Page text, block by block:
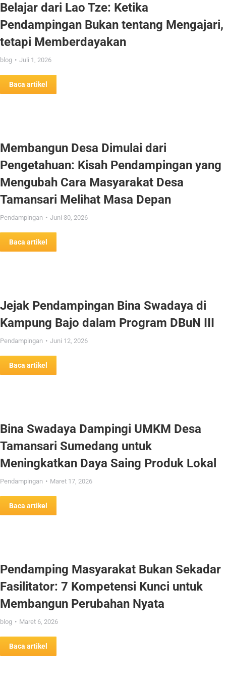
Belajar dari Lao Tze: Ketika
Pendampingan Bukan tentang Mengajari,
tetapi Memberdayakan
blog Juli 1, 2026
Baca artikel
Membangun Desa Dimulai dari
Pengetahuan: Kisah Pendampingan yang
Mengubah Cara Masyarakat Desa
Tamansari Melihat Masa Depan
Pendampingan Juni 30, 2026
Baca artikel
Jejak Pendampingan Bina Swadaya di
Kampung Bajo dalam Program DBuN III
Pendampingan Juni 12, 2026
Baca artikel
Bina Swadaya Dampingi UMKM Desa
Tamansari Sumedang untuk
Meningkatkan Daya Saing Produk Lokal
Pendampingan Maret 17, 2026
Baca artikel
Pendamping Masyarakat Bukan Sekadar
Fasilitator: 7 Kompetensi Kunci untuk
Membangun Perubahan Nyata
blog Maret 6, 2026
Baca artikel